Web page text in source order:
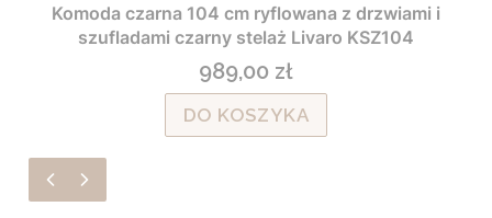
Komoda czarna 104 cm ryflowana z drzwiami i
szufladami czarny stelaż Livaro KSZ104
Cena
989,00 zł
DO KOSZYKA